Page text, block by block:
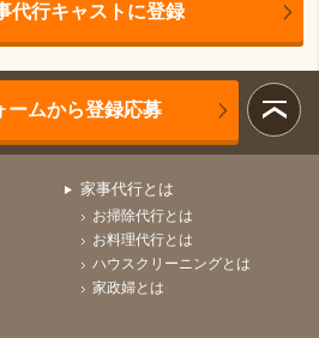
代行キャストに登録
ームから登録応募
家事代行とは
お掃除代行とは
お料理代行とは
ハウスクリーニングとは
家政婦とは